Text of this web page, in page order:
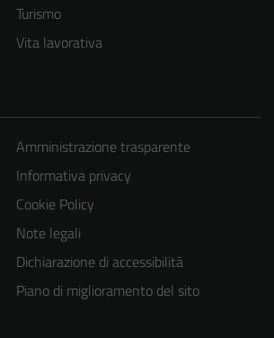
Turismo
Vita lavorativa
Amministrazione trasparente
Informativa privacy
Cookie Policy
Note legali
Dichiarazione di accessibilità
Piano di miglioramento del sito
Tecnici
Questi cookie
sono necessari
per il